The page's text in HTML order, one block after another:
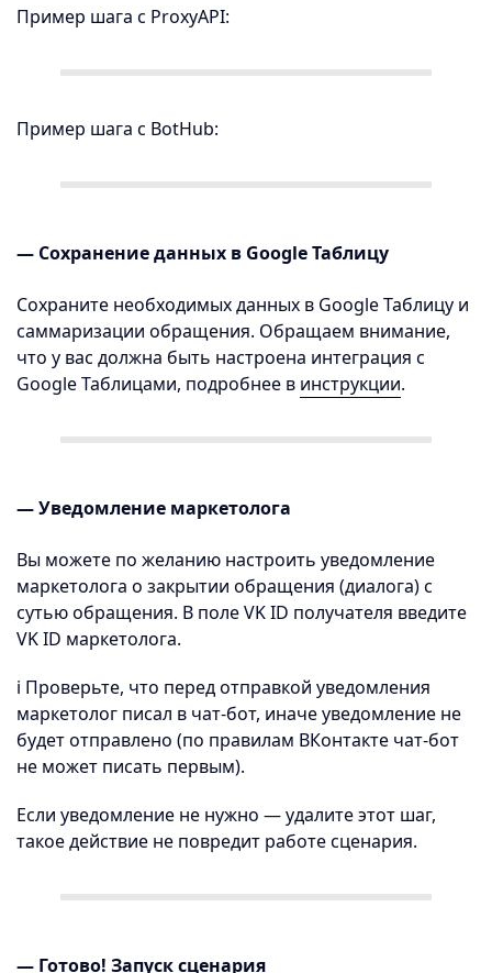
Пример шага с ProxyAPI:
Пример шага с BotHub:
— Сохранение данных в Google Таблицу
Сохраните необходимых данных в Google Таблицу и
саммаризации обращения. Обращаем внимание,
что у вас должна быть настроена интеграция с
Google Таблицами, подробнее в инструкции.
— Уведомление маркетолога
Вы можете по желанию настроить уведомление
маркетолога о закрытии обращения (диалога) с
сутью обращения. В поле VK ID получателя введите
VK ID маркетолога.
ℹ️ Проверьте, что перед отправкой уведомления
маркетолог писал в чат-бот, иначе уведомление не
будет отправлено (по правилам ВКонтакте чат-бот
не может писать первым).
Если уведомление не нужно — удалите этот шаг,
такое действие не повредит работе сценария.
— Готово! Запуск сценария